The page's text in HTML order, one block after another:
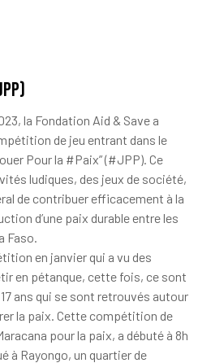
la Fondation Aid & Savea
de jeu entrant dans le
Pour la #Paix” (#JPP). Ce
ludiques, des jeux de société,
de contribuer efficacement à la
d’une paix durable entre les
Faso.
en janvier qui a vu des
en pétanque, cette fois, ce sont
ans qui se sont retrouvés autour
la paix. Cette compétition de
pour la paix, a débuté à 8h
à Rayongo, un quartier de